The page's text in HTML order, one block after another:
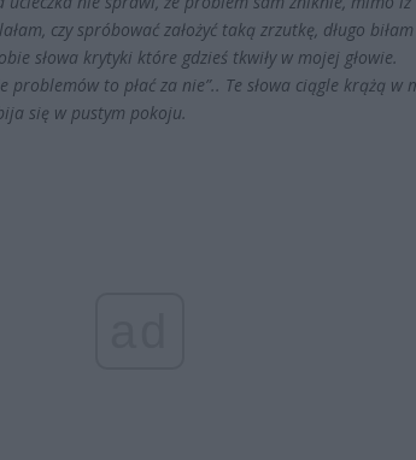
czy spróbować założyć taką zrzutkę, długo
słowa krytyki które gdzieś tkwiły w mojej głowie.
problemów to płać za nie”.. Te słowa ciągle krążą w
się w pustym pokoju.